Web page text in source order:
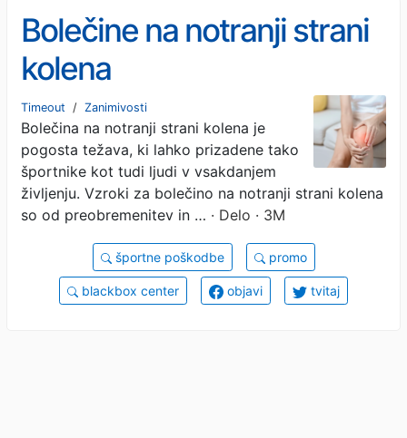
Bolečine na notranji strani
kolena
Timeout / Zanimivosti
Bolečina na notranji strani kolena je
pogosta težava, ki lahko prizadene tako
športnike kot tudi ljudi v vsakdanjem
življenju. Vzroki za bolečino na notranji strani kolena
so od preobremenitev in … · Delo · 3M
športne poškodbe promo
blackbox center objavi tvitaj